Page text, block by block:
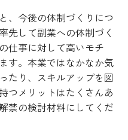
、今後の体制づくりにつ
先して副業への体制づく
仕事に対して高いモチ
す。本業ではなかなか気
たり、スキルアップを図
つメリットはたくさんあ
禁の検討材料にしてくだ